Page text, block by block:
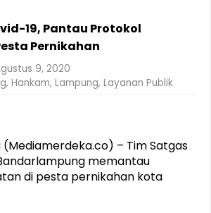
19, Pantau Protokol
Pernikahan
9, 2020
,Hankam,Lampung,Layanan Publik
– Tim Satgas
memantau
di pesta pernikahan kota